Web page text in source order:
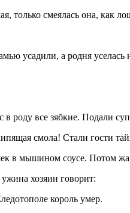
только смеялась она, как
усадили, а родня
роду все зябкие. Подали
смола! Стали гости
в мышином соусе. Потом
хозяин говорит:
король умер.